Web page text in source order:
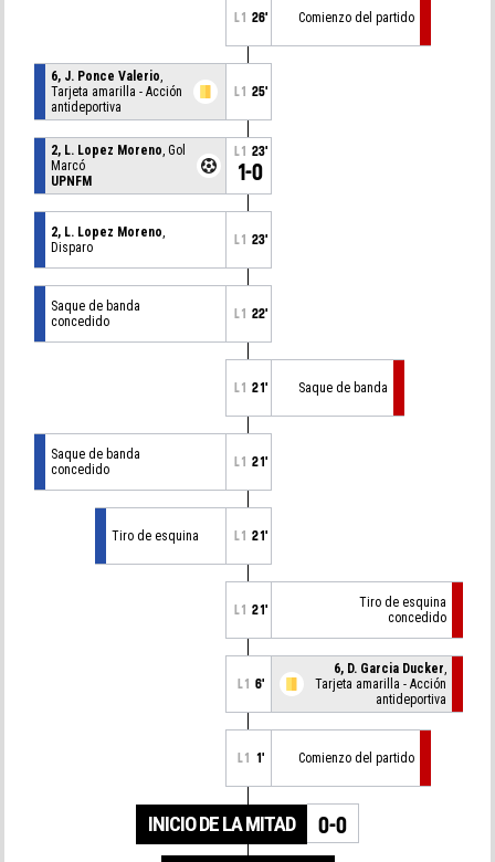
L1 26' Comienzo del partido
6, J. Ponce Valerio,
Tarjeta amarilla - Acción
antideportiva
L1 25'
2, L. Lopez Moreno, Gol
Marcó
UPNFM
L1 23'
1-0
2, L. Lopez Moreno,
Disparo
L1 23'
Saque de banda
concedido
L1 22'
L1 21' Saque de banda
Saque de banda
concedido
L1 21'
Tiro de esquina L1 21'
L1 21'
Tiro de esquina
concedido
L1 6'
6, D. Garcia Ducker,
Tarjeta amarilla - Acción
antideportiva
L1 1' Comienzo del partido
INICIO DE LA MITAD 0-0